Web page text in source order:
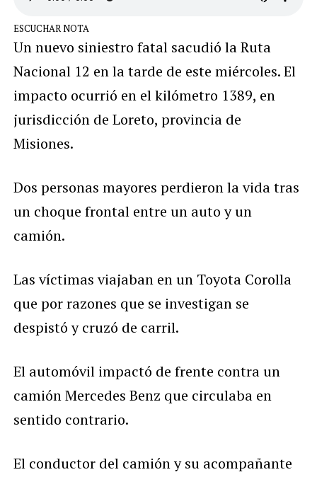
ESCUCHAR NOTA
Un nuevo siniestro fatal sacudió la Ruta
Nacional 12 en la tarde de este miércoles. El
impacto ocurrió en el kilómetro 1389, en
jurisdicción de Loreto, provincia de
Misiones.
Dos personas mayores perdieron la vida tras
un choque frontal entre un auto y un
camión.
Las víctimas viajaban en un Toyota Corolla
que por razones que se investigan se
despistó y cruzó de carril.
El automóvil impactó de frente contra un
camión Mercedes Benz que circulaba en
sentido contrario.
El conductor del camión y su acompañante